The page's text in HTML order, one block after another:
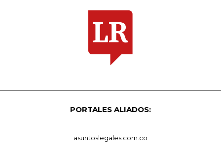
PORTALES ALIADOS:
asuntoslegales.com.co